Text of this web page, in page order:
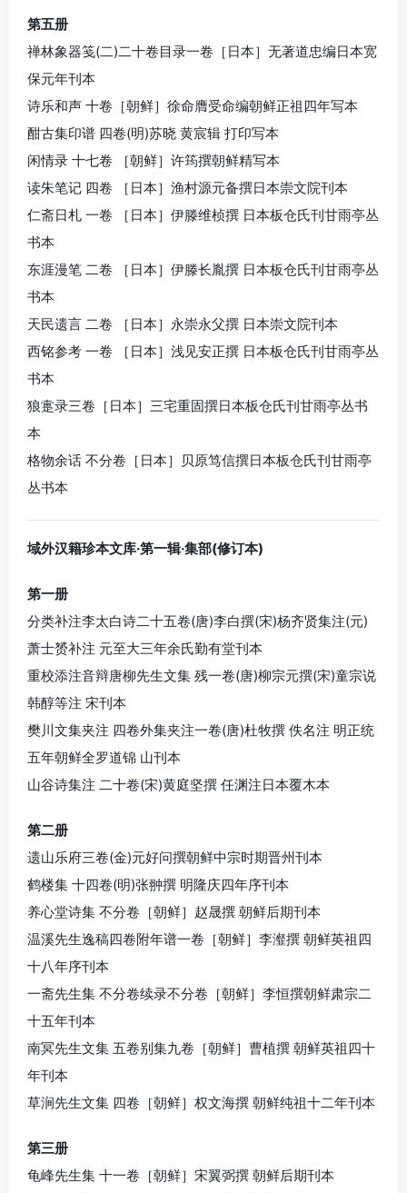
第五册
禅林象器笺(二)二十卷目录一卷［日本］无著道忠编日本宽
保元年刊本
诗乐和声 十卷［朝鲜］徐命膺受命编朝鲜正祖四年写本
酣古集印谱 四卷(明)苏晓 黄宸辑 打印写本
闲情录 十七卷 ［朝鲜］许筠撰朝鲜精写本
读朱笔记 四卷 ［日本］渔村源元备撰日本崇文院刊本
仁斋日札 一卷 ［日本］伊滕维桢撰 日本板仓氏刊甘雨亭丛
书本
东涯漫笔 二卷 ［日本］伊滕长胤撰 日本板仓氏刊甘雨亭丛
书本
天民遗言 二卷 ［日本］永崇永父撰 日本崇文院刊本
西铭参考 一卷 ［日本］浅见安正撰 日本板仓氏刊甘雨亭丛
书本
狼疐录三卷［日本］三宅重固撰日本板仓氏刊甘雨亭丛书
本
格物余话 不分卷［日本］贝原笃信撰日本板仓氏刊甘雨亭
丛书本
域外汉籍珍本文库·第一辑·集部(修订本)
第一册
分类补注李太白诗二十五卷(唐)李白撰(宋)杨齐贤集注(元)
萧士赟补注 元至大三年余氏勤有堂刊本
重校添注音辩唐柳先生文集 残一卷(唐)柳宗元撰(宋)童宗说
韩醇等注 宋刊本
樊川文集夹注 四卷外集夹注一卷(唐)杜牧撰 佚名注 明正统
五年朝鲜全罗道锦 山刊本
山谷诗集注 二十卷(宋)黄庭坚撰 任渊注日本覆木本
第二册
遗山乐府三卷(金)元好问撰朝鲜中宗时期晋州刊本
鹤楼集 十四卷(明)张翀撰 明隆庆四年序刊本
养心堂诗集 不分卷［朝鲜］赵晟撰 朝鲜后期刊本
温溪先生逸稿四卷附年谱一卷［朝鲜］李瀣撰 朝鲜英祖四
十八年序刊本
一斋先生集 不分卷续录不分卷［朝鲜］李恒撰朝鲜肃宗二
十五年刊本
南冥先生文集 五卷别集九卷［朝鲜］曹植撰 朝鲜英祖四十
年刊本
草涧先生文集 四卷［朝鲜］权文海撰 朝鲜纯祖十二年刊本
第三册
龟峰先生集 十一卷［朝鲜］宋翼弼撰 朝鲜后期刊本